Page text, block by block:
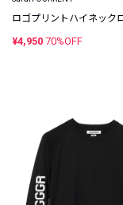
ロゴプリントハイネック
¥4,950 70%OFF